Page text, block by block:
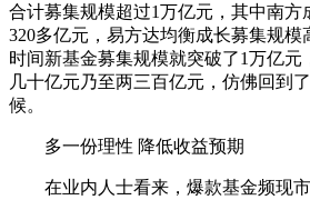
合计募集规模超过1万亿元，其中南方
320多亿元，易方达均衡成长募集规模
时间新基金募集规模就突破了1万亿
几十亿元乃至两三百亿元，仿佛回到
候。
多一份理性 降低收益预期
在业内人士看来，爆款基金频现市